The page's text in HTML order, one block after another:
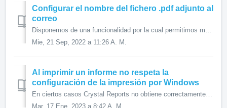
Configurar el nombre del fichero .pdf adjunto al
correo
Disponemos de una funcionalidad por la cual permitimos modificar el nombre del fichero PDF el cual se adjunta al correo cuando utilizamos desde la impresión...
Mie, 21 Sep, 2022 a 11:26 A. M.
Al imprimir un informe no respeta la
configuración de la impresión por Windows
En ciertos casos Crystal Reports no obtiene correctamente la configuración de impresora a la hora de visualizar o imprimir un informe, esto es debido a inco...
Mar, 17 Ene, 2023 a 8:42 A. M.